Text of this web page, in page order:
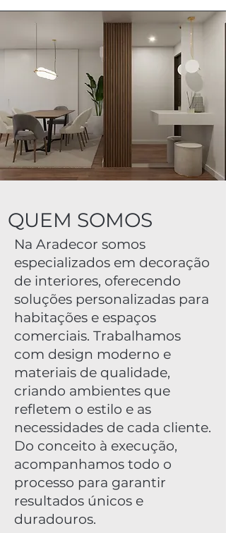
Na Aradecor somos
especializados em decoração
de interiores, oferecendo
soluções personalizadas para
habitações e espaços
comerciais. Trabalhamos
com design moderno e
materiais de qualidade,
criando ambientes que
refletem o estilo e as
necessidades de cada cliente.
Do conceito à execução,
acompanhamos todo o
processo para garantir
resultados únicos e
duradouros.
QUEM SOMOS